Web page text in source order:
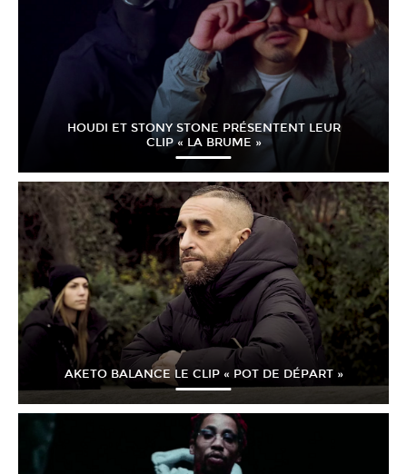
HOUDI ET STONY STONE PRÉSENTENT LEUR
CLIP « LA BRUME »
AKETO BALANCE LE CLIP « POT DE DÉPART »